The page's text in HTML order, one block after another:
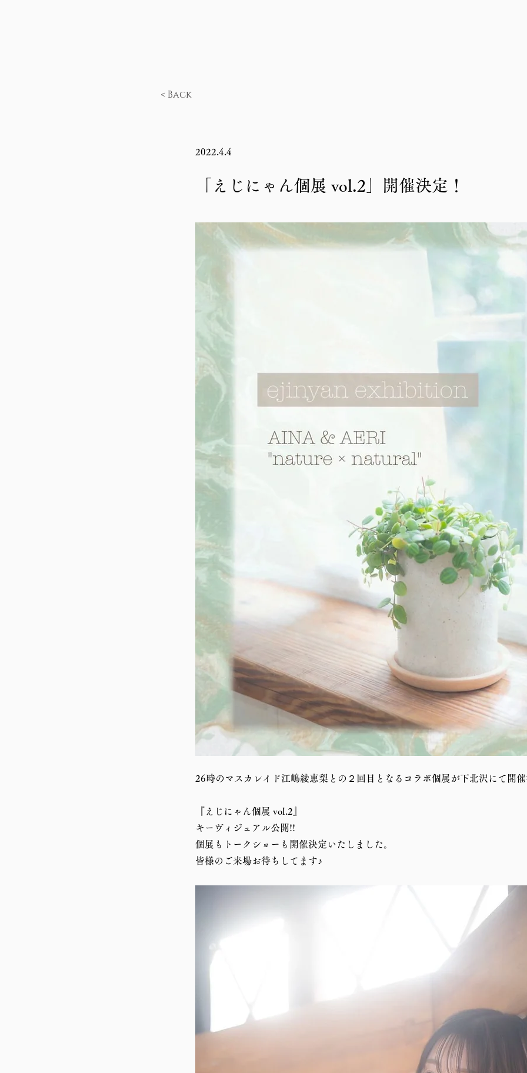
< Back
2022.4.4
「えじにゃん個展 vol.2」開催決定！
26時のマスカレイド江嶋綾恵梨との２回目となるコラボ個展が下北沢にて開
『えじにゃん個展 vol.2』
キーヴィジュアル公開!!
個展もトークショーも開催決定いたしました。
皆様のご来場お待ちしてます♪